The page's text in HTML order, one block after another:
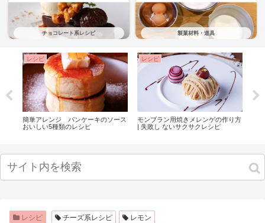
チョコレート系レシピ 製菓材料・道具
レシピ
簡単アレンジ パンケーキのソース
おいしい5種類のレシピ
レシピ
モンブラン用焼きメレンゲの作り方
| 失敗し ないサクサクレシピ
レシピ チーズ系レシピ レモン